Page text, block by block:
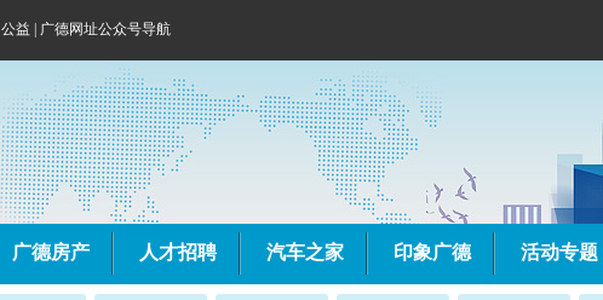
公益 广德网址公众号导航
广德房产 人才招聘 汽车之家 印象广德 活动专题